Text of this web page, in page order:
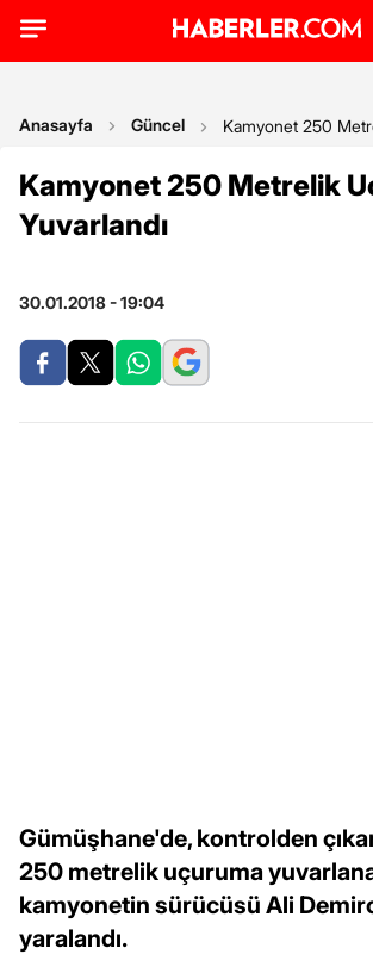
Anasayfa Güncel Kamyonet 250
Kamyonet 250 Metrelik
Yuvarlandı
30.01.2018 - 19:04
Gümüşhane'de, kontrolden
250 metrelik uçuruma
kamyonetin sürücüsü Ali
yaralandı.